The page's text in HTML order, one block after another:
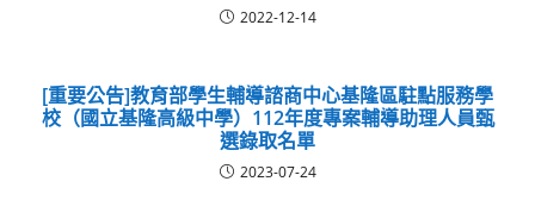
2022-12-14
[重要公告]教育部學生輔導諮商中心基隆區駐點服務學
校（國立基隆高級中學）112年度專案輔導助理人員甄
選錄取名單
2023-07-24